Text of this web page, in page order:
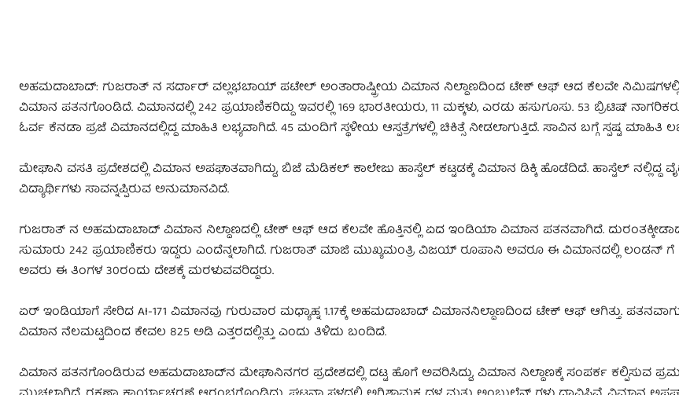
ಅಹಮದಾಬಾದ್:‌ ಗುಜರಾತ್ ನ ಸರ್ದಾರ್‌ ವಲ್ಲಭಬಾಯ್‌ ಪಟೇಲ್‌ ಅಂತಾರಾಷ್ಟ್ರೀಯ ವಿಮಾನ ನಿಲ್ದಾಣದಿಂದ ಟೇಕ್‌ ಆಫ್‌ ಆದ ಕೆಲವೇ
ವಿಮಾನ ಪತನಗೊಂಡಿದೆ. ವಿಮಾನದಲ್ಲಿ 242 ಪ್ರಯಾಣಿಕರಿದ್ದು ಇವರಲ್ಲಿ 169 ಭಾರತೀಯರು, 11 ಮಕ್ಕಳು, ಎರಡು ಹಸುಗೂಸು. 53 ಬ್ರಿಟಿಷ್‌
ಓರ್ವ ಕೆನಡಾ ಪ್ರಜೆ ವಿಮಾನದಲ್ಲಿದ್ದ ಮಾಹಿತಿ ಲಭ್ಯವಾಗಿದೆ. 45 ಮಂದಿಗೆ ಸ್ಥಳೀಯ ಆಸ್ಪತ್ರೆಗಳಲ್ಲಿ ಚಿಕಿತ್ಸೆ ನೀಡಲಾಗುತ್ತಿದೆ. ಸಾವಿನ ಬಗ್ಗೆ ಸ್ಪಷ್ಟ ಮಾಹಿತಿ
ಮೇಘಾನಿ ವಸತಿ ಪ್ರದೇಶದಲ್ಲಿ ವಿಮಾನ ಅಪಘಾತವಾಗಿದ್ದು, ಬಿಜೆ ಮೆಡಿಕಲ್ ಕಾಲೇಜು ಹಾಸ್ಟೆಲ್‌ ಕಟ್ಟಡಕ್ಕೆ ವಿಮಾನ ಡಿಕ್ಕಿ ಹೊಡೆದಿದೆ. ಹಾಸ್ಟೆಲ್‌ ನಲ್ಲಿದ್ದ
ವಿದ್ಯಾರ್ಥಿಗಳು ಸಾವನ್ನಪ್ಪಿರುವ ಅನುಮಾನವಿದೆ.
ಗುಜರಾತ್‌ ನ ಅಹಮದಾಬಾದ್ ವಿಮಾನ ನಿಲ್ದಾಣದಲ್ಲಿ ಟೇಕ್ ಆಫ್ ಆದ ಕೆಲವೇ ಹೊತ್ತಿನಲ್ಲಿ ಏದ ಇಂಡಿಯಾ ವಿಮಾನ ಪತನವಾಗಿದೆ.
ಸುಮಾರು 242 ಪ್ರಯಾಣಿಕರು ಇದ್ದರು ಎಂದೆನ್ನಲಾಗಿದೆ. ಗುಜರಾತ್‌ ಮಾಜಿ ಮುಖ್ಯಮಂತ್ರಿ ವಿಜಯ್‌ ರೂಪಾನಿ ಅವರೂ ಈ ವಿಮಾನದಲ್ಲಿ ಲಂಡನ್‌ ಗೆ
ಅವರು ಈ ತಿಂಗಳ 30ರಂದು ದೇಶಕ್ಕೆ ಮರಳುವವರಿದ್ದರು.
ಏರ್ ಇಂಡಿಯಾಗೆ ಸೇರಿದ AI-171 ವಿಮಾನವು ಗುರುವಾರ ಮಧ್ಯಾಹ್ನ 1.17ಕ್ಕೆ ಅಹಮದಾಬಾದ್ ವಿಮಾನನಿಲ್ದಾಣದಿಂದ ಟೇಕ್‌ ಆಫ್ ಆಗಿತ್ತು.
ವಿಮಾನ ನೆಲಮಟ್ಟದಿಂದ ಕೇವಲ 825 ಅಡಿ ಎತ್ತರದಲ್ಲಿತ್ತು ಎಂದು ತಿಳಿದು ಬಂದಿದೆ.
ವಿಮಾನ ಪತನಗೊಂಡಿರುವ ಅಹಮದಾಬಾದ್‌ನ ಮೇಘಾನಿನಗರ ಪ್ರದೇಶದಲ್ಲಿ ದಟ್ಟ ಹೊಗೆ ಅವರಿಸಿದ್ದು, ವಿಮಾನ ನಿಲ್ದಾಣಕ್ಕೆ ಸಂಪರ್ಕ ಕಲ್ಪಿಸುವ